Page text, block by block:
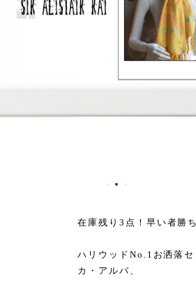
在庫残り3点！早い者勝
ハリウッドNo.1お洒落
カ・アルバ、